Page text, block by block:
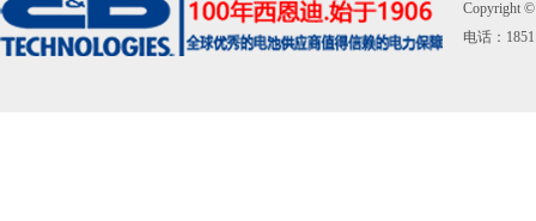
Copyright
电话：